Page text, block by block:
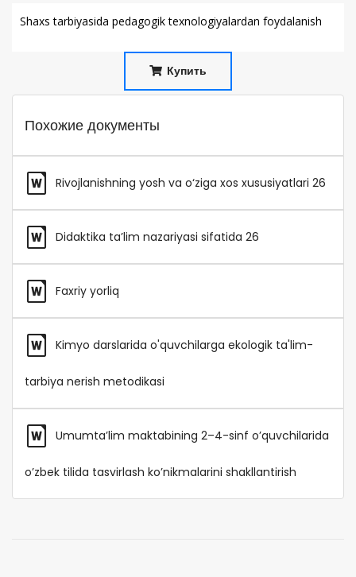
Shaxs tarbiyasida pedagogik texnologiyalardan foydalanish
Купить
Похожие документы
Rivojlanishning yosh va o‘ziga xos xususiyatlari 26
Didaktika ta’lim nazariyasi sifatida 26
Faxriy yorliq
Kimyo darslarida o'quvchilarga ekologik ta'lim-
tarbiya nerish metodikasi
Umumta’lim maktabining 2–4-sinf o’quvchilarida
o’zbek tilida tasvirlash ko’nikmalarini shakllantirish